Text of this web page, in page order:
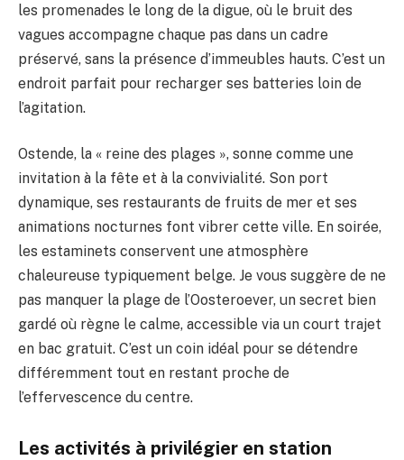
les promenades le long de la digue, où le bruit des
vagues accompagne chaque pas dans un cadre
préservé, sans la présence d’immeubles hauts. C’est un
endroit parfait pour recharger ses batteries loin de
l’agitation.
Ostende, la « reine des plages », sonne comme une
invitation à la fête et à la convivialité. Son port
dynamique, ses restaurants de fruits de mer et ses
animations nocturnes font vibrer cette ville. En soirée,
les estaminets conservent une atmosphère
chaleureuse typiquement belge. Je vous suggère de ne
pas manquer la plage de l’Oosteroever, un secret bien
gardé où règne le calme, accessible via un court trajet
en bac gratuit. C’est un coin idéal pour se détendre
différemment tout en restant proche de
l’effervescence du centre.
Les activités à privilégier en station